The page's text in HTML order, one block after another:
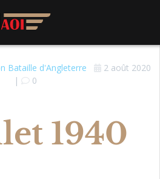
Bataille d'Angleterre
2 août 2020
|
0
1940